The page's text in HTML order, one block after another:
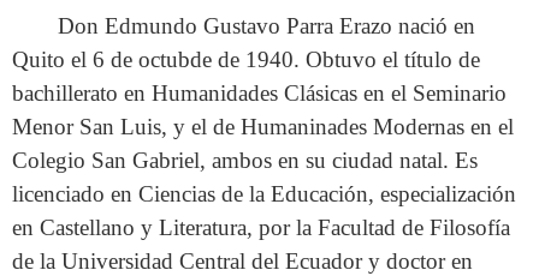
Don Edmundo Gustavo Parra Erazo nació en
Quito el 6 de octubde de 1940. Obtuvo el título de
bachillerato en Humanidades Clásicas en el Seminario
Menor San Luis, y el de Humaninades Modernas en el
Colegio San Gabriel, ambos en su ciudad natal. Es
licenciado en Ciencias de la Educación, especialización
en Castellano y Literatura, por la Facultad de Filosofía
de la Universidad Central del Ecuador y doctor en